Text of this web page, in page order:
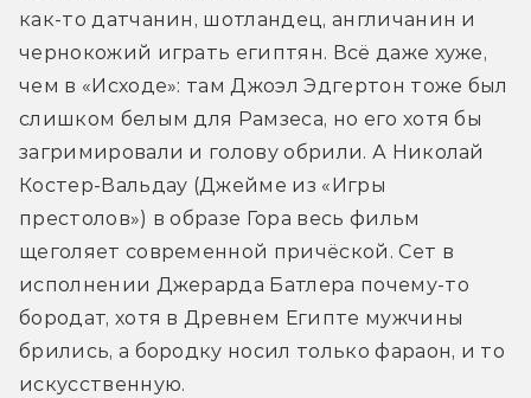
как-то датчанин, шотландец, англичанин и
чернокожий играть египтян. Всё даже хуже,
чем в «Исходе»: там Джоэл Эдгертон тоже был
слишком белым для Рамзеса, но его хотя бы
загримировали и голову обрили. А Николай
Костер-Вальдау (Джейме из «Игры
престолов») в образе Гора весь фильм
щеголяет современной причёской. Сет в
исполнении Джерарда Батлера почему-то
бородат, хотя в Древнем Египте мужчины
брились, а бородку носил только фараон, и то
искусственную.